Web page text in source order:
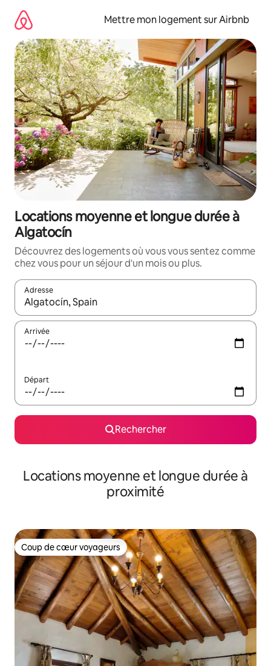
directement
contenu
Mettre mon logement sur Airbnb
Locations moyenne et longue durée à
Algatocín
Découvrez des logements où vous vous sentez comme
chez vous pour un séjour d'un mois ou plus.
Adresse
Lorsque les résultats s'affichent, utilisez les flèches vers le
Arrivée
Départ
Rechercher
Locations moyenne et longue durée à
proximité
Coup de cœur voyageurs
Coup de cœur voyageurs